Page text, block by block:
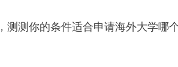
， 测测你的条件适合申请海外大学哪